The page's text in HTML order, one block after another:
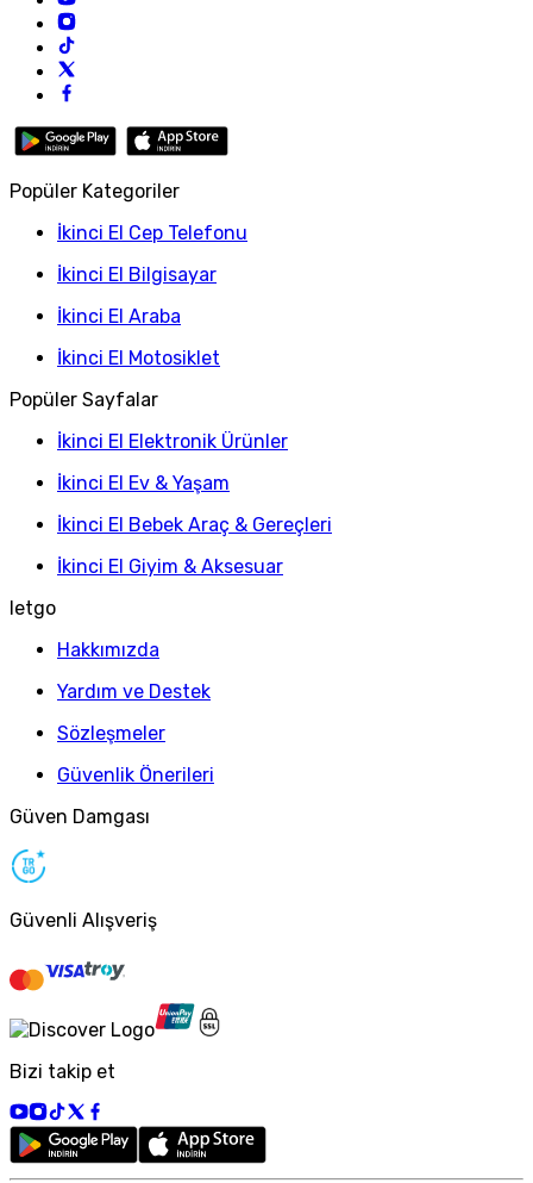
Popüler Kategoriler
İkinci El Cep Telefonu
İkinci El Bilgisayar
İkinci El Araba
İkinci El Motosiklet
Popüler Sayfalar
İkinci El Elektronik Ürünler
İkinci El Ev & Yaşam
İkinci El Bebek Araç & Gereçleri
İkinci El Giyim & Aksesuar
letgo
Hakkımızda
Yardım ve Destek
Sözleşmeler
Güvenlik Önerileri
Güven Damgası
Güvenli Alışveriş
Bizi takip et